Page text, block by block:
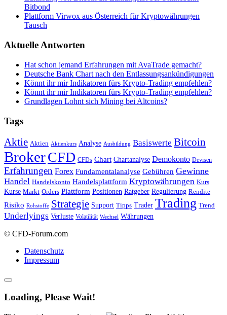
Bitbond
Plattform Virwox aus Österreich für Kryptowährungen
Tausch
Aktuelle Antworten
Hat schon jemand Erfahrungen mit AvaTrade gemacht?
Deutsche Bank Chart nach den Entlassungsankündigungen
Könnt ihr mir Indikatoren fürs Krypto-Trading empfehlen?
Könnt ihr mir Indikatoren fürs Krypto-Trading empfehlen?
Grundlagen Lohnt sich Mining bei Altcoins?
Tags
Aktie Aktien Aktienkurs Analyse Ausbildung Basiswerte Bitcoin
BrokerCFD CFDs Chart Chartanalyse Demokonto Devisen
Erfahrungen Forex Fundamentalanalyse Gebühren Gewinne
Handel Handelskonto Handelsplattform Kryptowährungen Kurs
Kurse Markt Orders Plattform Positionen Ratgeber Regulierung Rendite
Risiko Rohstoffe Strategie Support Tipps Trader Trading Trend
Underlyings Verluste Volatilität Wechsel Währungen
© CFD-Forum.com
Datenschutz
Impressum
Loading, Please Wait!